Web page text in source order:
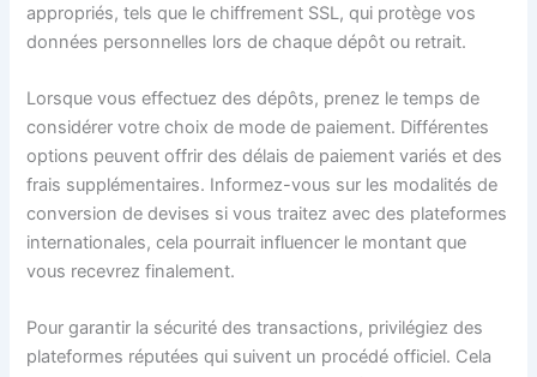
appropriés, tels que le chiffrement SSL, qui protège vos
données personnelles lors de chaque dépôt ou retrait.
Lorsque vous effectuez des dépôts, prenez le temps de
considérer votre choix de mode de paiement. Différentes
options peuvent offrir des délais de paiement variés et des
frais supplémentaires. Informez-vous sur les modalités de
conversion de devises si vous traitez avec des plateformes
internationales, cela pourrait influencer le montant que
vous recevrez finalement.
Pour garantir la sécurité des transactions, privilégiez des
plateformes réputées qui suivent un procédé officiel. Cela